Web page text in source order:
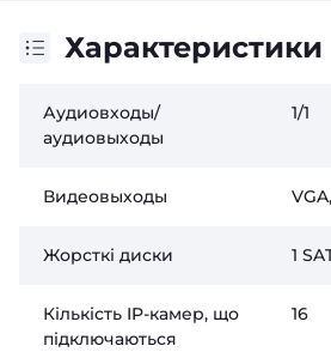
Характеристики
Аудиовходы/
аудиовыходы
1/1
Видеовыходы
Жорсткі диски 1
Кількість IP-камер, що
підключаються
16